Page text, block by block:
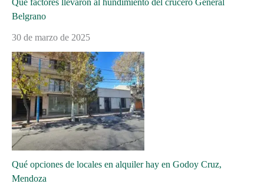
Belgrano
30 de marzo de 2025
Qué opciones de locales en alquiler hay en Godoy Cruz,
Mendoza